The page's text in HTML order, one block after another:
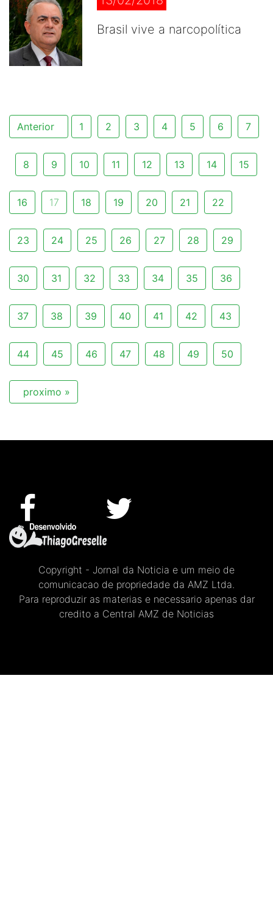
Brasil vive a narcopolítica
Anterior 1 2 3 4 5 6 7
8 9 10 11 12 13 14 15
16 17 18 19 20 21 22
23 24 25 26 27 28 29
30 31 32 33 34 35 36
37 38 39 40 41 42 43
44 45 46 47 48 49 50
proximo »
Copyright - Jornal da Noticia e um meio de
comunicacao de propriedade da AMZ Ltda.
Para reproduzir as materias e necessario apenas dar
credito a Central AMZ de Noticias